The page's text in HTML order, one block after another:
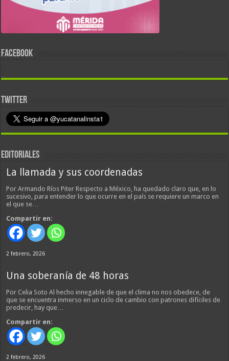
FACEBOOK
TWITTER
EDITORIALES
La llamada y sus coordenadas
Por Armando Ríos Piter Respecto a México, ha quedado claro que, en lo
sucesivo, para entender lo que ocurre en el país se requiere un marco en
el que se…
Compartir en:
2 febrero, 2026
Una soberanía de 48 horas
Por Celia Soto Al hecho innegable de que el clima no nos obedece, de
que se encuentra inmerso en un ciclo de cambio con patrones difíciles de
predecir, hay que…
Compartir en:
2 febrero, 2026